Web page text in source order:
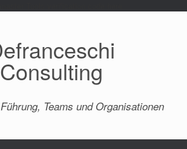
Consulting
Teams und Organisationen